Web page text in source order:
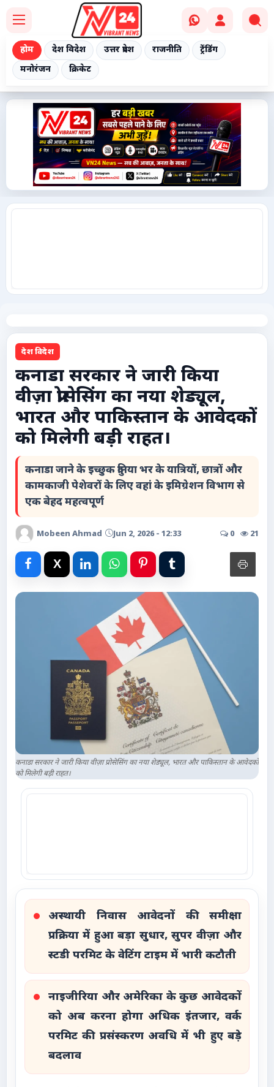
होम देश विदेश उत्तर प्रदेश राजनीति
ट्रेंडिंग
मनोरंजन
क्रिकेट
देश विदेश
उत्तर प्रदेश
राजनीति
ट्रेंडिंग
टेक्नोलॉजी / गैजेट्स
लाइफस्टाइल
वायरल
स्पेशल
विशेष लेख
धर्म और अध्यात्म
Advertise with Us
देश विदेश
कनाडा सरकार ने जारी किया
वीज़ा प्रोसेसिंग का नया शेड्यूल,
भारत और पाकिस्तान के आवेदकों
को मिलेगी बड़ी राहत।
कनाडा जाने के इच्छुक दुनिया भर के यात्रियों, छात्रों और
कामकाजी पेशेवरों के लिए वहां के इमिग्रेशन विभाग से
एक बेहद महत्वपूर्ण
Mobeen Ahmad Jun 2, 2026 - 12:33 0 21
कनाडा सरकार ने जारी किया वीज़ा प्रोसेसिंग का नया शेड्यूल, भारत और पाकिस्तान के आवेदकों
को मिलेगी बड़ी राहत।
अस्थायी निवास आवेदनों की समीक्षा
प्रक्रिया में हुआ बड़ा सुधार, सुपर वीज़ा और
स्टडी परमिट के वेटिंग टाइम में भारी कटौती
नाइजीरिया और अमेरिका के कुछ आवेदकों
को अब करना होगा अधिक इंतजार, वर्क
परमिट की प्रसंस्करण अवधि में भी हुए बड़े
बदलाव